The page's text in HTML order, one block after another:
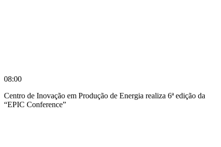
08:00
Centro de Inovação em Produção de Energia realiza 6ª edição da
“EPIC Conference”